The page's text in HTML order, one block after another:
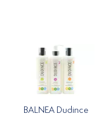
BALNEA Dudince